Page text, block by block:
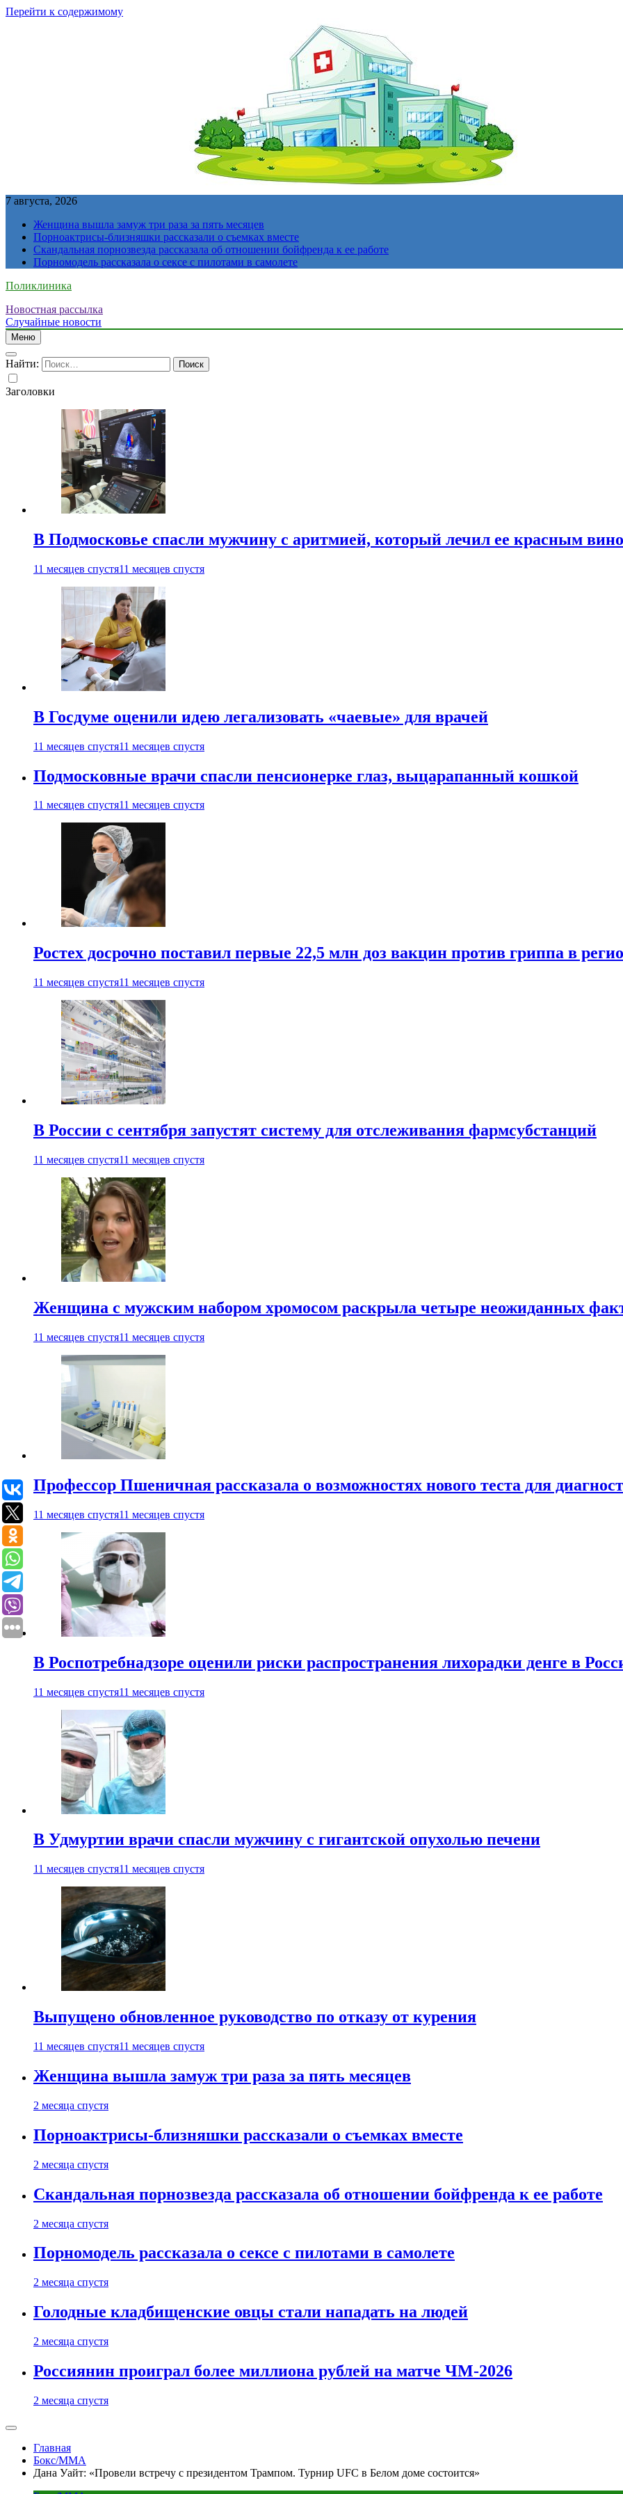
Перейти к содержимому
7 августа, 2026
Женщина вышла замуж три раза за пять месяцев
Порноактрисы-близняшки рассказали о съемках вместе
Скандальная порнозвезда рассказала об отношении бойфренда к ее работе
Порномодель рассказала о сексе с пилотами в самолете
Поликлиника
Новостная рассылка
Случайные новости
Меню
Найти:
Заголовки
В Подмосковье спасли мужчину с аритмией, который лечил ее красным
11 месяцев спустя11 месяцев спустя
В Госдуме оценили идею легализовать «чаевые» для врачей
11 месяцев спустя11 месяцев спустя
Подмосковные врачи спасли пенсионерке глаз, выцарапанный кошкой
11 месяцев спустя11 месяцев спустя
Ростех досрочно поставил первые 22,5 млн доз вакцин против гриппа в
11 месяцев спустя11 месяцев спустя
В России с сентября запустят систему для отслеживания фармсубстанций
11 месяцев спустя11 месяцев спустя
Женщина с мужским набором хромосом раскрыла четыре неожиданных
11 месяцев спустя11 месяцев спустя
Профессор Пшеничная рассказала о возможностях нового теста для
11 месяцев спустя11 месяцев спустя
В Роспотребнадзоре оценили риски распространения лихорадки денге в
11 месяцев спустя11 месяцев спустя
В Удмуртии врачи спасли мужчину с гигантской опухолью печени
11 месяцев спустя11 месяцев спустя
Выпущено обновленное руководство по отказу от курения
11 месяцев спустя11 месяцев спустя
Женщина вышла замуж три раза за пять месяцев
2 месяца спустя
Порноактрисы-близняшки рассказали о съемках вместе
2 месяца спустя
Скандальная порнозвезда рассказала об отношении бойфренда к ее работе
2 месяца спустя
Порномодель рассказала о сексе с пилотами в самолете
2 месяца спустя
Голодные кладбищенские овцы стали нападать на людей
2 месяца спустя
Россиянин проиграл более миллиона рублей на матче ЧМ-2026
2 месяца спустя
Главная
Бокс/MMA
Дана Уайт: «Провели встречу с президентом Трампом. Турнир UFC в Белом доме состоится»